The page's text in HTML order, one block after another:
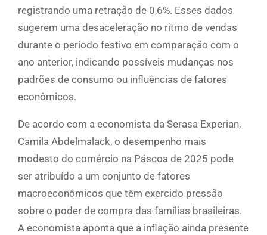
registrando uma retração de 0,6%. Esses dados
sugerem uma desaceleração no ritmo de vendas
durante o período festivo em comparação com o
ano anterior, indicando possíveis mudanças nos
padrões de consumo ou influências de fatores
econômicos.
De acordo com a economista da Serasa Experian,
Camila Abdelmalack, o desempenho mais
modesto do comércio na Páscoa de 2025 pode
ser atribuído a um conjunto de fatores
macroeconômicos que têm exercido pressão
sobre o poder de compra das famílias brasileiras.
A economista aponta que a inflação ainda presente